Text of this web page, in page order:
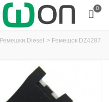
0
Ремешки Diesel > Ремешок DZ4287